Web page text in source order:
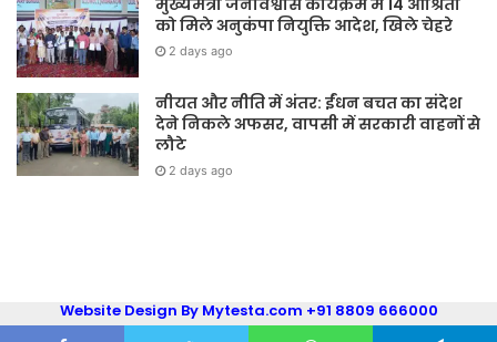
मुख्यमंत्री जनविश्वास कार्यक्रम में 14 आश्रितों
को मिले अनुकंपा नियुक्ति आदेश, खिले चेहरे
2 days ago
नीयत और नीति में अंतर: ईंधन बचत का संदेश
देने निकले अफसर, वापसी में सरकारी वाहनों से
लौटे
2 days ago
Website Design By Mytesta.com +91 8809 666000